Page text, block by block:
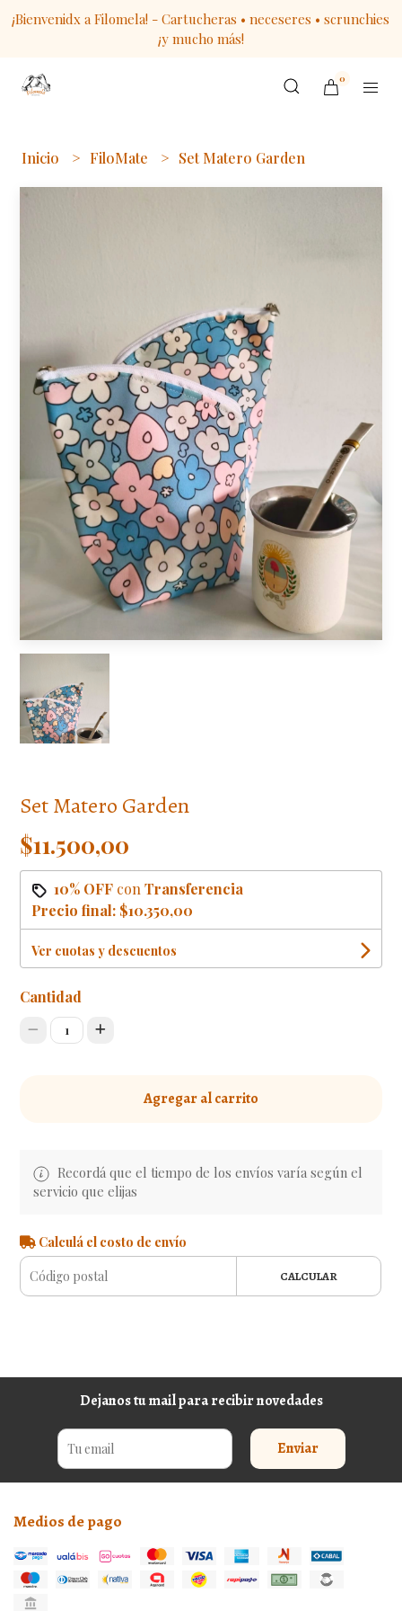
¡Bienvenidx a Filomela! - Cartucheras • neceseres • scrunchies
¡y mucho más!
0
Inicio FiloMate Set Matero Garden
Set Matero Garden
$11.500,00
10% OFF conTransferencia
Precio final: $10.350,00
Ver cuotas y descuentos
Cantidad
1
Agregar al carrito
Recordá que el tiempo de los envíos varía según el
servicio que elijas
Calculá el costo de envío
CALCULAR
Dejanos tu mail para recibir novedades
Enviar
Medios de pago